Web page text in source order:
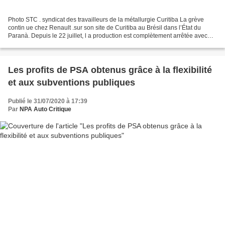
Photo STC . syndicat des travailleurs de la métallurgie Curitiba La grève
contin ue chez Renault .sur son site de Curitiba au Brésil dans l’État du
Paranà. Depuis le 22 juillet, l a production est complètement arrêtée avec
Les profits de PSA obtenus grâce à la flexibilité
et aux subventions publiques
Publié le 31/07/2020 à 17:39
Par NPA Auto Critique